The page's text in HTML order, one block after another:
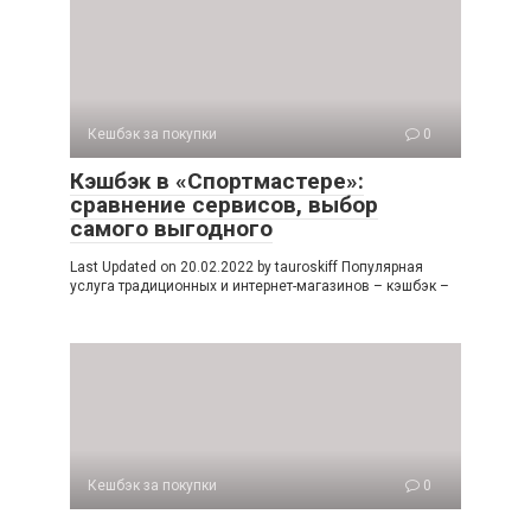
Кешбэк за покупки 0
Кэшбэк в «Спортмастере»:
сравнение сервисов, выбор
самого выгодного
Last Updated on 20.02.2022 by tauroskiff Популярная
услуга традиционных и интернет-магазинов – кэшбэк –
Кешбэк за покупки 0